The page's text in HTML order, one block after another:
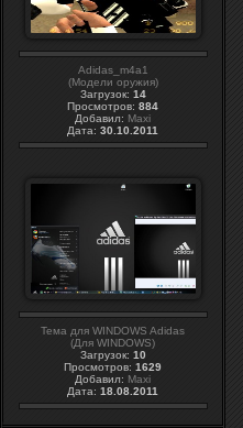
Adidas_m4a1
(Модели оружия)
Загрузок: 14
Просмотров: 884
Добавил: Maxi
Дата: 30.10.2011
Тема для WINDOWS Adidas
(Для WINDOWS)
Загрузок: 10
Просмотров: 1629
Добавил: Maxi
Дата: 18.08.2011